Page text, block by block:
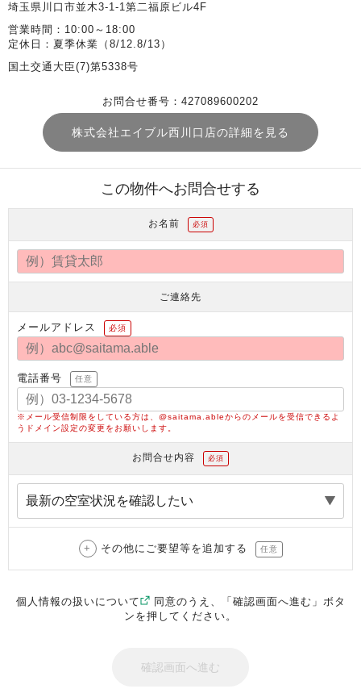
埼玉県川口市並木3-1-1第二福原ビル4F
営業時間：10:00～18:00
定休日：夏季休業（8/12.8/13）
国土交通大臣(7)第5338号
お問合せ番号：427089600202
株式会社エイブル西川口店の詳細を見る
この物件へお問合せする
お名前 必須
ご連絡先
メールアドレス 必須
電話番号 任意
※メール受信制限をしている方は、@saitama.ableからのメールを受信できるよ
うドメイン設定の変更をお願いします。
お問合せ内容 必須
その他にご要望等を追加する 任意
個人情報の扱いについて
同意のうえ、「確認画面へ進む」ボタ
ンを押してください。